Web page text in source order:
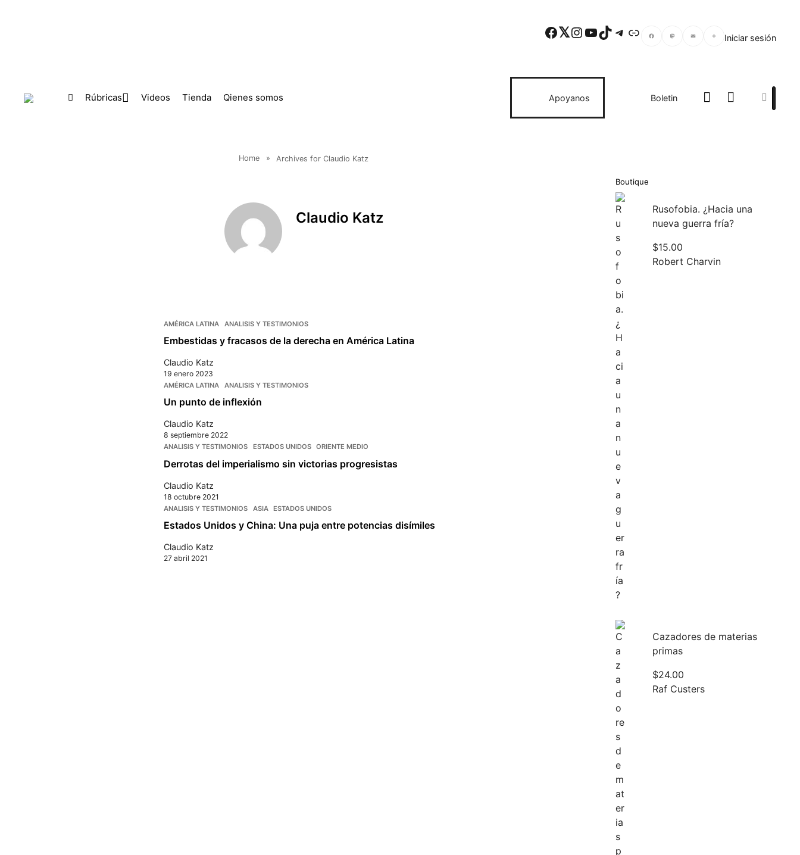
Facebook Twitter Instagram YouTube TikTok Telegram Enlace Iniciar sesión
Rúbricas Videos Tienda Qienes somos Apoyanos Boletin
Home » Archives for Claudio Katz
Claudio Katz
AMÉRICA LATINA ANALISIS Y TESTIMONIOS
Embestidas y fracasos de la derecha en América Latina
Claudio Katz
19 enero 2023
AMÉRICA LATINA ANALISIS Y TESTIMONIOS
Un punto de inflexión
Claudio Katz
8 septiembre 2022
ANALISIS Y TESTIMONIOS ESTADOS UNIDOS ORIENTE MEDIO
Derrotas del imperialismo sin victorias progresistas
Claudio Katz
18 octubre 2021
ANALISIS Y TESTIMONIOS ASIA ESTADOS UNIDOS
Estados Unidos y China: Una puja entre potencias disímiles
Claudio Katz
27 abril 2021
Boutique
Rusofobia. ¿Hacia una
nueva guerra fría?
$15.00
Robert Charvin
Cazadores de materias
primas
$24.00
Raf Custers